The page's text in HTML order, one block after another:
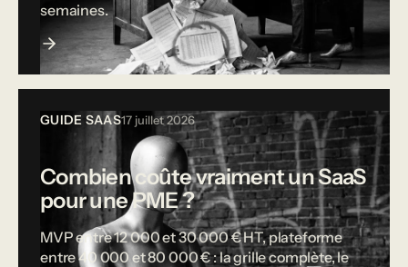
semaines.
GUIDE SAAS17 juillet 2026
Combien coûte vraiment un SaaS
pour une PME ?
MVP entre 12 000 et 30 000 € HT, plateforme
entre 40 000 et 80 000 € : la grille complète, le